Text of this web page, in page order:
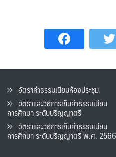
อัตราค่าธรรมเนียมห้องประชุม
อัตราและวิธีการเก็บค่าธรรมเนียน
การศึกษา ระดับปริญญาตรี
อัตราและวิธีการเก็บค่าธรรมเนียน
การศึกษา ระดับปริญญาตรี พ.ศ. 2566